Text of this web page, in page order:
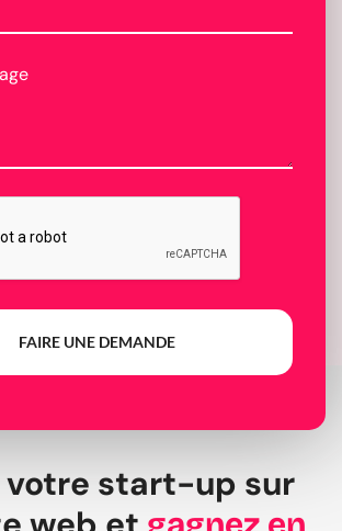
FAIRE UNE DEMANDE
votre start-up sur